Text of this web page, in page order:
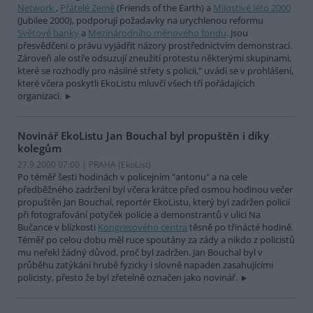
Network , Přátelé Země(Friends of the Earth) a Milostivé léto 2000
(Jubilee 2000), podporují požadavky na urychlenou reformu
Světové banky a Mezinárodního měnového fondu. Jsou
přesvědčeni o právu vyjádřit názory prostřednictvím demonstrací.
Zároveň ale ostře odsuzují zneužití protestu některými skupinami,
které se rozhodly pro násilné střety s policii," uvádí se v prohlášení,
které včera poskytli EkoListu mluvčí všech tří pořádajících
organizací.
Novinář EkoListu Jan Bouchal byl propuštěn i díky
kolegům
27.9.2000 07:00 | PRAHA (EkoList)
Po téměř šesti hodinách v policejním "antonu" a na cele
předběžného zadržení byl včera krátce před osmou hodinou večer
propuštěn Jan Bouchal, reportér EkoListu, který byl zadržen policií
při fotografování potyček policie a demonstrantů v ulici Na
Bučance v blízkosti Kongresového centra těsně po třinácté hodině.
Téměř po celou dobu měl ruce spoutány za zády a nikdo z policistů
mu neřekl žádný důvod, proč byl zadržen. Jan Bouchal byl v
průběhu zatýkání hrubě fyzicky i slovně napaden zasahujícími
policisty, přesto že byl zřetelně označen jako novinář.